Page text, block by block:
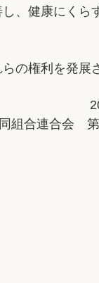
、健康にくら
の権利を発展
組合連合会